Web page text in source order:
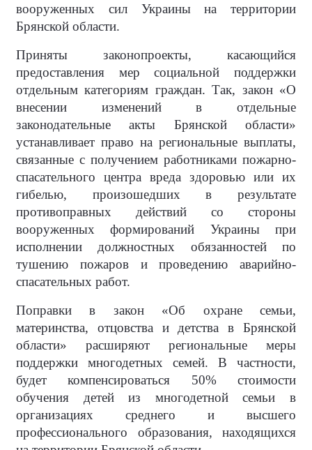
вооруженных сил Украины на территории
Брянской области.
Приняты законопроекты, касающийся
предоставления мер социальной поддержки
отдельным категориям граждан. Так, закон «О
внесении изменений в отдельные
законодательные акты Брянской области»
устанавливает право на региональные выплаты,
связанные с получением работниками пожарно-
спасательного центра вреда здоровью или их
гибелью, произошедших в результате
противоправных действий со стороны
вооруженных формирований Украины при
исполнении должностных обязанностей по
тушению пожаров и проведению аварийно-
спасательных работ.
Поправки в закон «Об охране семьи,
материнства, отцовства и детства в Брянской
области» расширяют региональные меры
поддержки многодетных семей. В частности,
будет компенсироваться 50% стоимости
обучения детей из многодетной семьи в
организациях среднего и высшего
профессионального образования, находящихся